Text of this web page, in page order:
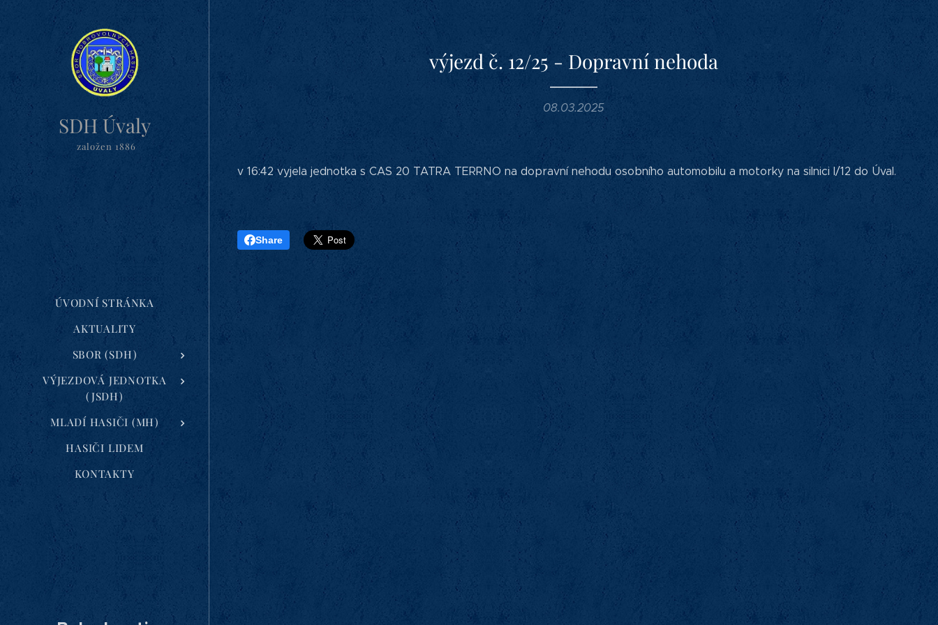
SDH Úvaly
založen 1886
ÚVODNÍ STRÁNKA
AKTUALITY
SBOR (SDH)
VÝJEZDOVÁ JEDNOTKA
(JSDH)
MLADÍ HASIČI (MH)
HASIČI LIDEM
KONTAKTY
výjezd č. 12/25 - Dopravní nehoda
08.03.2025
v 16:42 vyjela jednotka s CAS 20 TATRA TERRNO na dopravní nehodu osobního automobilu a motorky na silnici I/12 do Úval.
Share